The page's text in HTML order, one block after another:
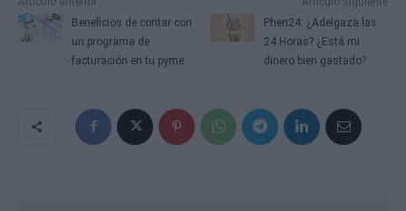
Beneficios de contar con
un programa de
facturación en tu pyme
Phen24: ¿Adelgaza las
24 Horas? ¿Está mi
dinero bien gastado?